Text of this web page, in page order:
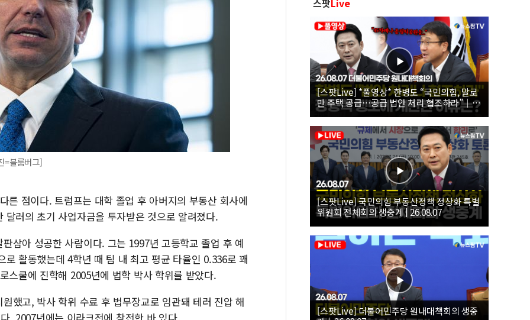
=블룸버그]
른 점이다. 트럼프는 대학 졸업 후 아버지의 부동산 회사에
러의 초기 사업자금을 투자받은 것으로 알려졌다.
삼아 성공한 사람이다. 그는 1997년 고등학교 졸업 후 예
활동했는데 4학년 때 팀 내 최고 평균 타율인 0.336로 꽤
스쿨에 진학해 2005년에 법학 박사 학위를 받았다.
했고, 박사 학위 수료 후 법무장교로 임관돼 테러 진압 해
스팟Live
[스팟Live] *풀영상* 한병도 “국민의힘, 말로
만 주택 공급…공급 법안 처리 협조하라”｜
26.08.07 더불어민주당 원내대책회의
[스팟Live] 국민의힘 부동산정책 정상화 특별
위원회 전체회의 생중계 | 26.08.07
[스팟Live] 더불어민주당 원내대책회의 생중